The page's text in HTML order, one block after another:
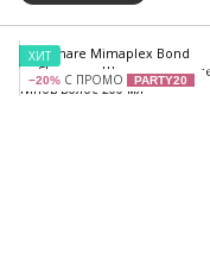
ХИТ
−20% С ПРОМО PARTY20